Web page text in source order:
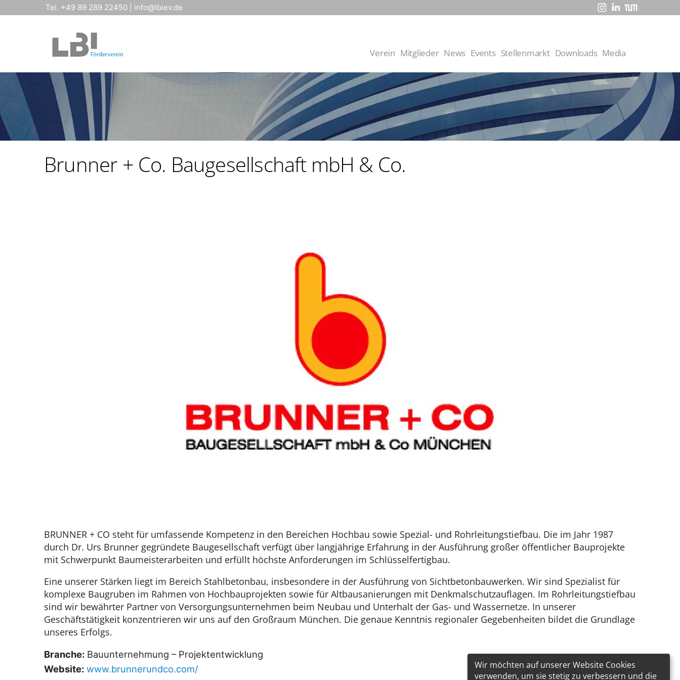
Tel. +49 89 289 22450 info@lbiev.de
Verein
Satzung
Über den LBI - Förderverein
Mitglieder News Events Stellenmarkt Downloads Media
Brunner + Co. Baugesellschaft mbH & Co.
BRUNNER + CO steht für umfassende Kompetenz in den Bereichen Hochbau sowie Spezial- und Rohrleitungstiefbau. Die im Jahr 1987
durch Dr. Urs Brunner gegründete Baugesellschaft verfügt über langjährige Erfahrung in der Ausführung großer öffentlicher Bauprojekte
mit Schwerpunkt Baumeisterarbeiten und erfüllt höchste Anforderungen im Schlüsselfertigbau.
Eine unserer Stärken liegt im Bereich Stahlbetonbau, insbesondere in der Ausführung von Sichtbetonbauwerken. Wir sind Spezialist für
komplexe Baugruben im Rahmen von Hochbauprojekten sowie für Altbausanierungen mit Denkmalschutzauflagen. Im Rohrleitungstiefbau
sind wir bewährter Partner von Versorgungsunternehmen beim Neubau und Unterhalt der Gas- und Wassernetze. In unserer
Geschäftstätigkeit konzentrieren wir uns auf den Großraum München. Die genaue Kenntnis regionaler Gegebenheiten bildet die Grundlage
unseres Erfolgs.
Branche: Bauunternehmung – Projektentwicklung
Website: www.brunnerundco.com/
Wir möchten auf unserer Website Cookies
verwenden, um sie stetig zu verbessern und die